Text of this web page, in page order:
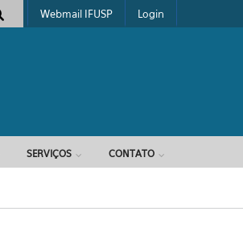
Webmail IFUSP Login
SERVIÇOS CONTATO